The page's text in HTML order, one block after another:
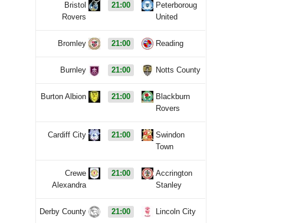
Bristol
Rovers
21:00
Peterboroug
United
Bromley 21:00 Reading
Burnley 21:00 Notts County
Burton Albion 21:00
Blackburn
Rovers
Cardiff City 21:00
Swindon
Town
Crewe
Alexandra
21:00
Accrington
Stanley
Derby County 21:00 Lincoln City